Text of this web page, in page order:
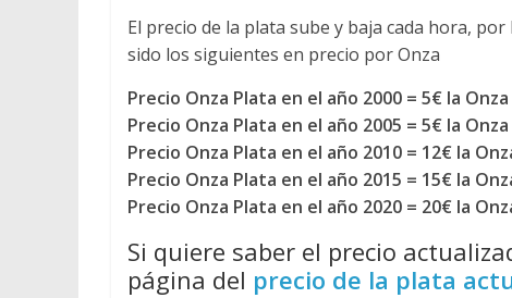
El precio de la plata sube y baja cada hora,
sido los siguientes en precio por Onza
Precio Onza Plata en el año 2000 = 5€ la Onza
Precio Onza Plata en el año 2005 = 5€ la Onza
Precio Onza Plata en el año 2010 = 12€ la
Precio Onza Plata en el año 2015 = 15€ la
Precio Onza Plata en el año 2020 = 20€ la
Si quiere saber el precio
página del precio de la plata